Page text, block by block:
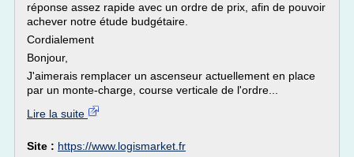
réponse assez rapide avec un ordre de prix, afin de pouvoir
achever notre étude budgétaire.
Cordialement
Bonjour,
J'aimerais remplacer un ascenseur actuellement en place
par un monte-charge, course verticale de l'ordre...
Lire la suite
Site : https://www.logismarket.fr